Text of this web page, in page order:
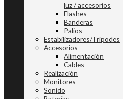
luz / accesorios
Flashes
Banderas
Palios
Estabilizadores/Trípodes
Accesorios
Alimentación
Cables
Realización
Monitores
Sonido